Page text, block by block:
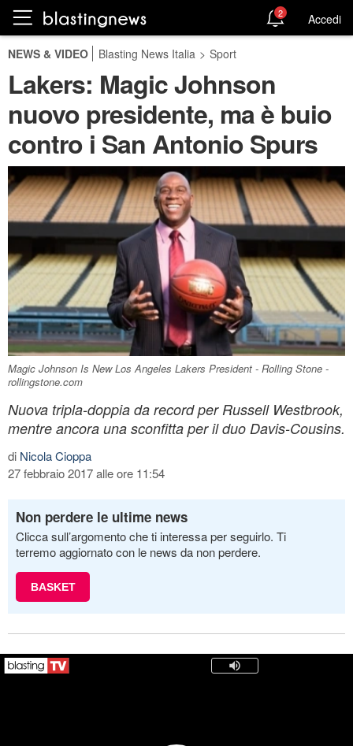
2 Accedi
NEWS & VIDEO Blasting News Italia > Sport
Lakers: Magic Johnson
nuovo presidente, ma è buio
contro i San Antonio Spurs
Magic Johnson Is New Los Angeles Lakers President - Rolling Stone -
rollingstone.com
Nuova tripla-doppia da record per Russell Westbrook,
mentre ancora una sconfitta per il duo Davis-Cousins.
di Nicola Cioppa
27 febbraio 2017 alle ore 11:54
Non perdere le ultime news
Clicca sull’argomento che ti interessa per seguirlo. Ti
terremo aggiornato con le news da non perdere.
BASKET